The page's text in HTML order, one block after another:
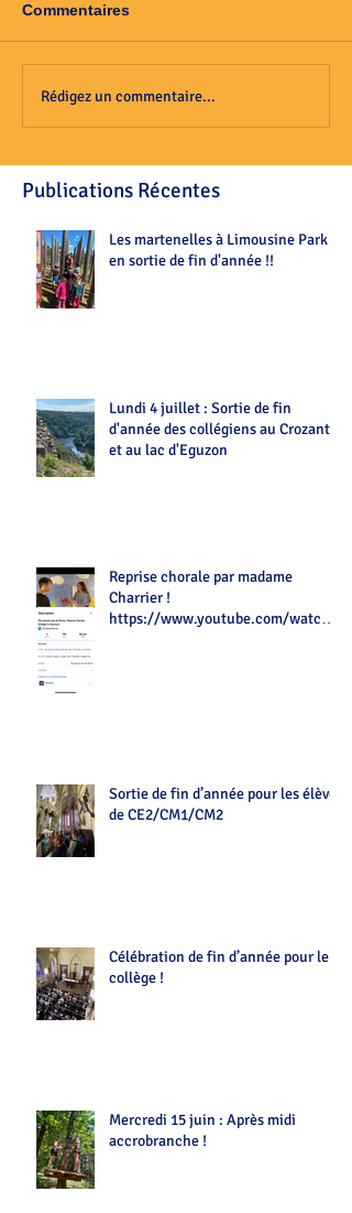
Commentaires
Rédigez un commentaire...
Publications Récentes
Les martenelles à Limousine Park
en sortie de fin d'année !!
Lundi 4 juillet : Sortie de fin
d'année des collégiens au Crozant
et au lac d'Eguzon
Reprise chorale par madame
Charrier !
https://www.youtube.com/watch?
Sortie de fin d’année pour les élèves
de CE2/CM1/CM2
Célébration de fin d’année pour le
collège !
Mercredi 15 juin : Après midi
accrobranche !